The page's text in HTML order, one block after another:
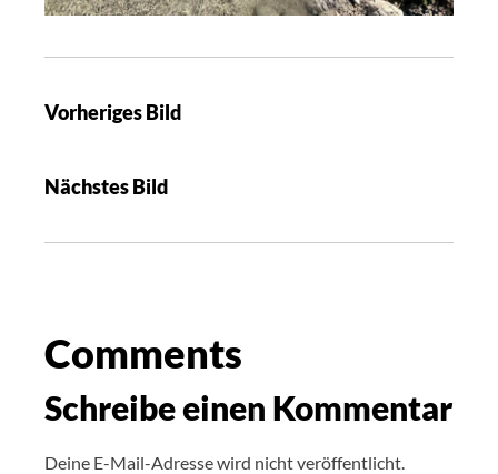
Vorheriges Bild
Nächstes Bild
Comments
Schreibe einen Kommentar
Deine E-Mail-Adresse wird nicht veröffentlicht.